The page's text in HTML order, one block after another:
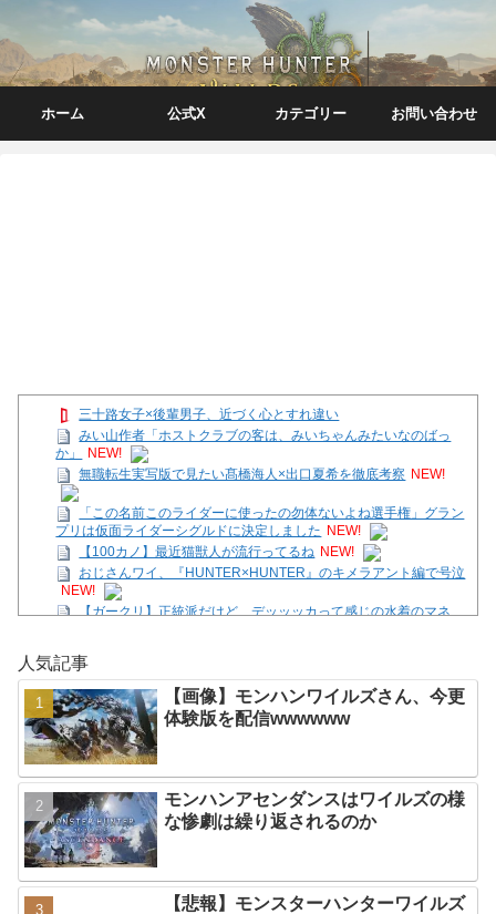
ホーム 公式X カテゴリー お問い合わせ
三十路女子×後輩男子、近づく心とすれ違い
みい山作者「ホストクラブの客は、みいちゃんみたいなのばっ
か」
NEW!
無職転生実写版で見たい髙橋海人×出口夏希を徹底考察 NEW!
「この名前このライダーに使ったの勿体ないよね選手権」グラン
プリは仮面ライダーシグルドに決定しました NEW!
【100カノ】最近猫獣人が流行ってるね NEW!
おじさんワイ、『HUNTER×HUNTER』のキメラアント編で号泣
NEW!
【ガークリ】正統派だけど、デッッッカって感じの水着のマネ、
【SS】花帆「つぐみちゃーん！ 一緒に海行こうよー！」
【画像】モンハンワイルズさん、今更体験版を配信
wwwwww NEW!
【悲報】「Beast of Reincarnation」、ユーザースコア
6.5... NEW!
みい山作者「ホストクラブの客は、みいちゃんみたいなのばっ
か」 NEW!
Powered by livedoor 相互RSS
人気記事
【画像】モンハンワイルズさん、今更
体験版を配信wwwwww
モンハンアセンダンスはワイルズの様
な惨劇は繰り返されるのか
【悲報】モンスターハンターワイルズ